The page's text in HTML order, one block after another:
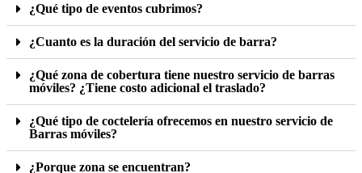
¿Qué tipo de eventos cubrimos?
¿Cuanto es la duración del servicio de barra?
¿Qué zona de cobertura tiene nuestro servicio de barras
móviles? ¿Tiene costo adicional el traslado?
¿Qué tipo de coctelería ofrecemos en nuestro servicio de
Barras móviles?
¿Porque zona se encuentran?